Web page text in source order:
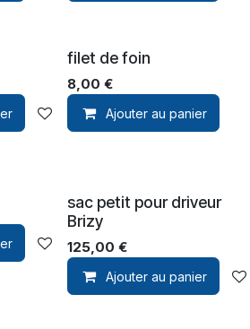
Ajouter à la liste de souhaits
filet de foin
8,00 €
Ajouter au panier
Ajouter à la liste de souhaits
sac petit pour driveur
Brizy
125,00 €
Ajouter au panier